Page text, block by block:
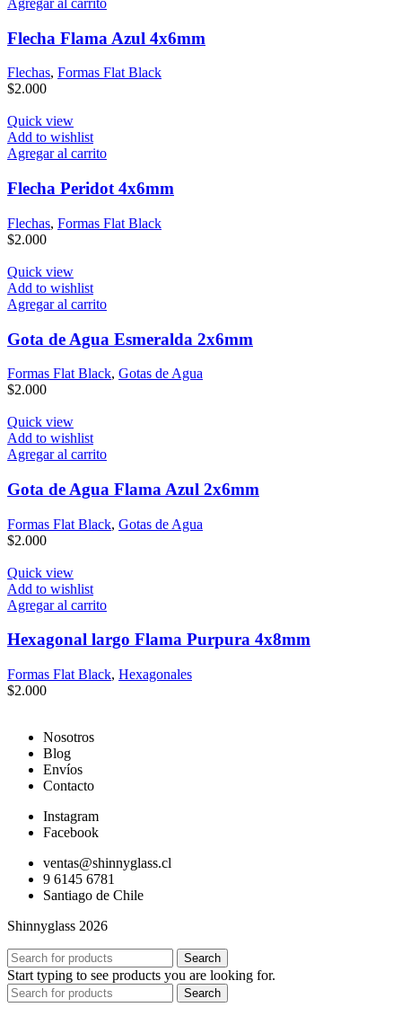
Agregar al carrito
Flecha Flama Azul 4x6mm
Flechas, Formas Flat Black
$2.000
Quick view
Add to wishlist
Agregar al carrito
Flecha Peridot 4x6mm
Flechas, Formas Flat Black
$2.000
Quick view
Add to wishlist
Agregar al carrito
Gota de Agua Esmeralda 2x6mm
Formas Flat Black, Gotas de Agua
$2.000
Quick view
Add to wishlist
Agregar al carrito
Gota de Agua Flama Azul 2x6mm
Formas Flat Black, Gotas de Agua
$2.000
Quick view
Add to wishlist
Agregar al carrito
Hexagonal largo Flama Purpura 4x8mm
Formas Flat Black, Hexagonales
$2.000
Nosotros
Blog
Envíos
Contacto
Instagram
Facebook
ventas@shinnyglass.cl
9 6145 6781
Santiago de Chile
Shinnyglass 2026
Search
Start typing to see products you are looking for.
Search